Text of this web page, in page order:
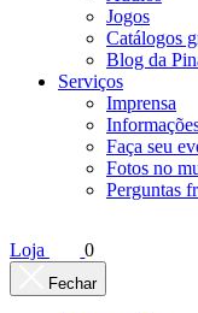
Jogos
Catálogos
Blog da
Serviços
Imprensa
Faça seu
Fotos no
Perguntas
Loja 0
Fechar